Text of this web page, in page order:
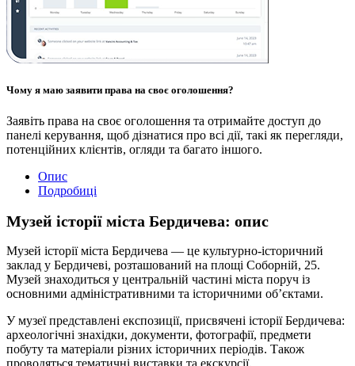
Чому я маю заявити права на своє оголошення?
Заявіть права на своє оголошення та отримайте доступ до
панелі керування, щоб дізнатися про всі дії, такі як перегляди,
потенційних клієнтів, огляди та багато іншого.
Опис
Подробиці
Музей історії міста Бердичева: опис
Музей історії міста Бердичева — це культурно-історичний
заклад у Бердичеві, розташований на площі Соборній, 25.
Музей знаходиться у центральній частині міста поруч із
основними адміністративними та історичними об’єктами.
У музеї представлені експозиції, присвячені історії Бердичева:
археологічні знахідки, документи, фотографії, предмети
побуту та матеріали різних історичних періодів. Також